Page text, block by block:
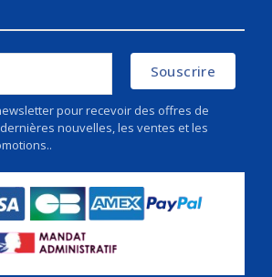
Souscrire
pour recevoir des offres de
nouvelles, les ventes et les